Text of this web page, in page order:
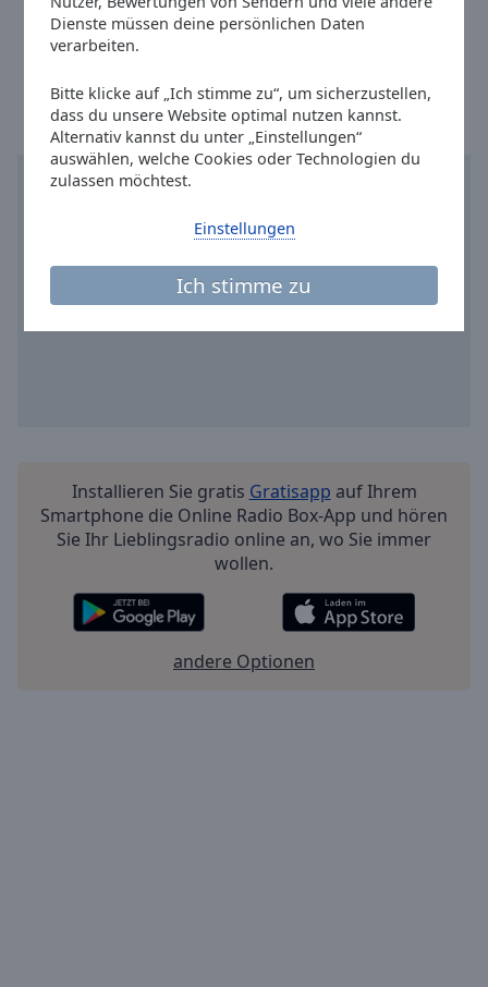
Dienste müssen deine persönlichen Daten
verarbeiten.
Bitte klicke auf „Ich stimme zu“, um sicherzustellen,
dass du unsere Website optimal nutzen kannst.
Alternativ kannst du unter „Einstellungen“
auswählen, welche Cookies oder Technologien du
zulassen möchtest.
Ich stimme zu
Einstellungen
dialog
window.
Facebook:
@radiokw
Ortszeit in Wesel
Installieren Sie gratis Gratisapp auf Ihrem
Smartphone die Online Radio Box-App und hören
Sie Ihr Lieblingsradio online an, wo Sie immer
wollen.
andere Optionen